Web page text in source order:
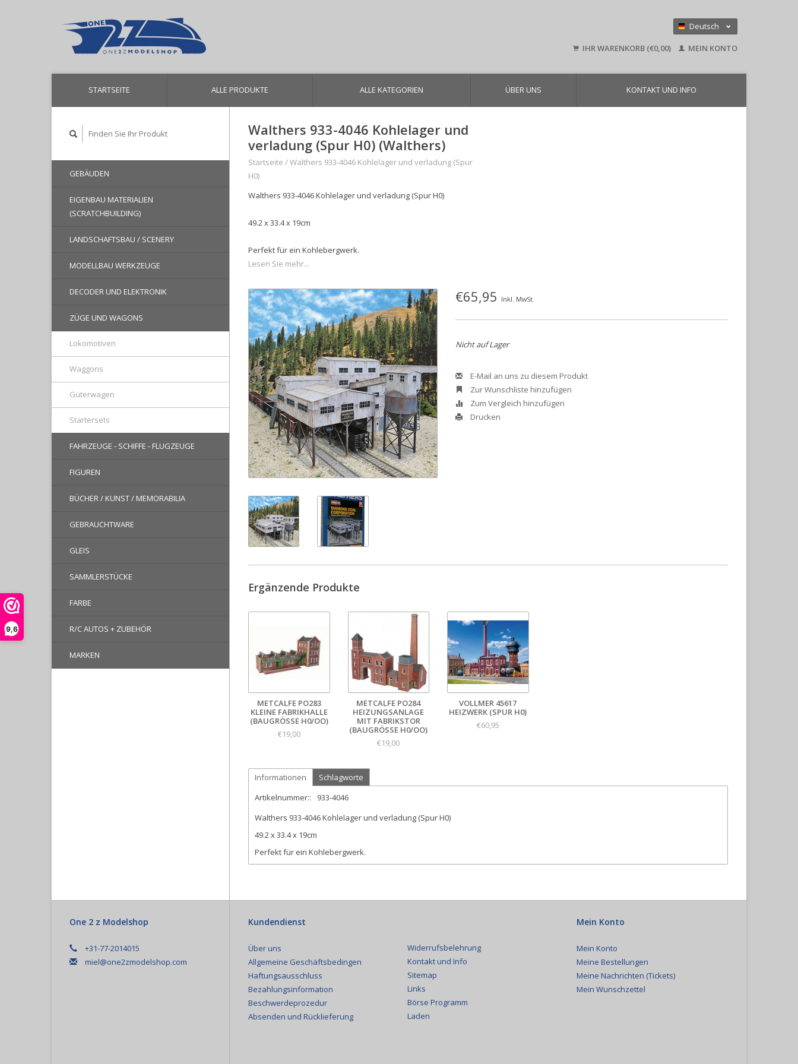
9,6
Deutsch
English
IHR WARENKORB (€0,00) MEIN KONTO
STARTSEITE ALLE PRODUKTE ALLE KATEGORIEN ÜBER UNS KONTAKT UND INFO
GEBÄUDEN
EIGENBAU MATERIALIEN
(SCRATCHBUILDING)
LANDSCHAFTSBAU / SCENERY
MODELLBAU WERKZEUGE
DECODER UND ELEKTRONIK
ZÜGE UND WAGONS
Lokomotiven
Waggons
Güterwagen
Startersets
FAHRZEUGE - SCHIFFE - FLUGZEUGE
FIGUREN
BÜCHER / KUNST / MEMORABILIA
GEBRAUCHTWARE
GLEIS
SAMMLERSTÜCKE
FARBE
R/C AUTOS + ZUBEHÖR
MARKEN
Walthers 933-4046 Kohlelager und
verladung (Spur H0) (Walthers)
Startseite /Walthers 933-4046 Kohlelager und verladung (Spur
H0)
Walthers 933-4046 Kohlelager und verladung (Spur H0)
49.2 x 33.4 x 19cm
Perfekt für ein Kohlebergwerk.
Lesen Sie mehr...
€65,95 Inkl. MwSt.
Nicht auf Lager
E-Mail an uns zu diesem Produkt
Zur Wunschliste hinzufügen
Zum Vergleich hinzufügen
Drucken
Ergänzende Produkte
METCALFE PO283
KLEINE FABRIKHALLE
(BAUGRÖSSE H0/OO)
€19,00
METCALFE PO284
HEIZUNGSANLAGE
MIT FABRIKSTOR
(BAUGRÖSSE H0/OO)
€19,00
VOLLMER 45617
HEIZWERK (SPUR H0)
€60,95
Informationen
Schlagworte
Artikelnummer::
933-4046
Walthers 933-4046 Kohlelager und verladung (Spur H0)
49.2 x 33.4 x 19cm
Perfekt für ein Kohlebergwerk.
One 2 z Modelshop
+31-77-2014015
miel@one2zmodelshop.com
Kundendienst
Über uns
Allgemeine Geschäftsbedingen
Haftungsausschluss
Bezahlungsinformation
Beschwerdeprozedur
Absenden und Rücklieferung
Widerrufsbelehrung
Kontakt und Info
Sitemap
Links
Börse Programm
Laden
Mein Konto
Mein Konto
Meine Bestellungen
Meine Nachrichten (Tickets)
Mein Wunschzettel